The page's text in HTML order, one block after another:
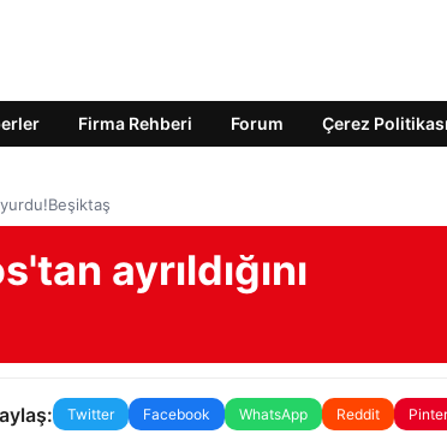
Firma Rehberi Forum Çerez Politikası
ayrıldığını
Twitter Facebook WhatsApp Reddit